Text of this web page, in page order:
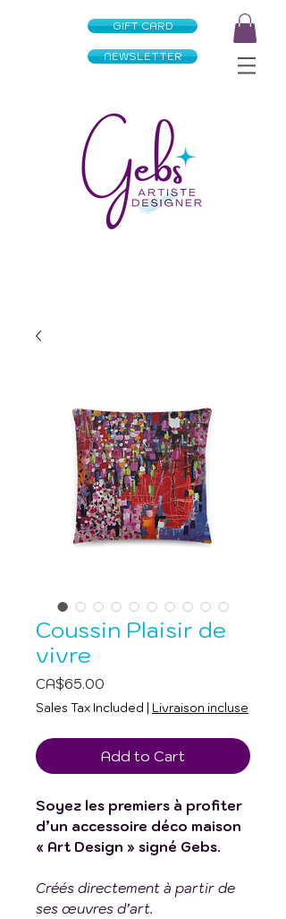
GIFT CARD
NEWSLETTER
Coussin Plaisir de
vivre
CA$65.00
Sales Tax Included Livraison incluse
Add to Cart
Soyez les premiers à profiter
d’un accessoire déco maison
« Art Design » signé Gebs.
Créés directement à partir de
ses œuvres d’art.